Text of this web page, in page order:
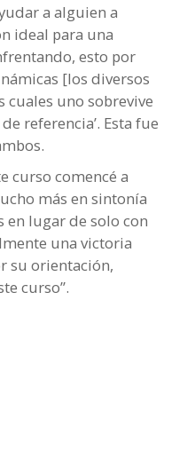
a alguien a
ideal para una
esto por
[los diversos
cuales uno sobrevive
referencia’. Esta fue
curso comencé a
más en sintonía
en lugar de solo con
una victoria
su orientación,
curso”.